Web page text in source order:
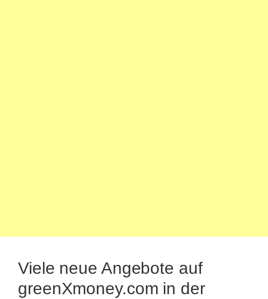
Viele neue Angebote auf
greenXmoney.com in der